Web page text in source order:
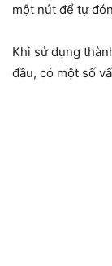
một nút để tự
Khi sử dụng
đầu, có một số